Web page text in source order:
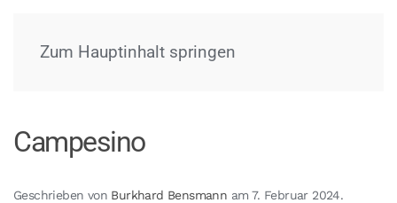
Zum Hauptinhalt springen
Campesino
Geschrieben von Burkhard Bensmann am 7. Februar 2024.